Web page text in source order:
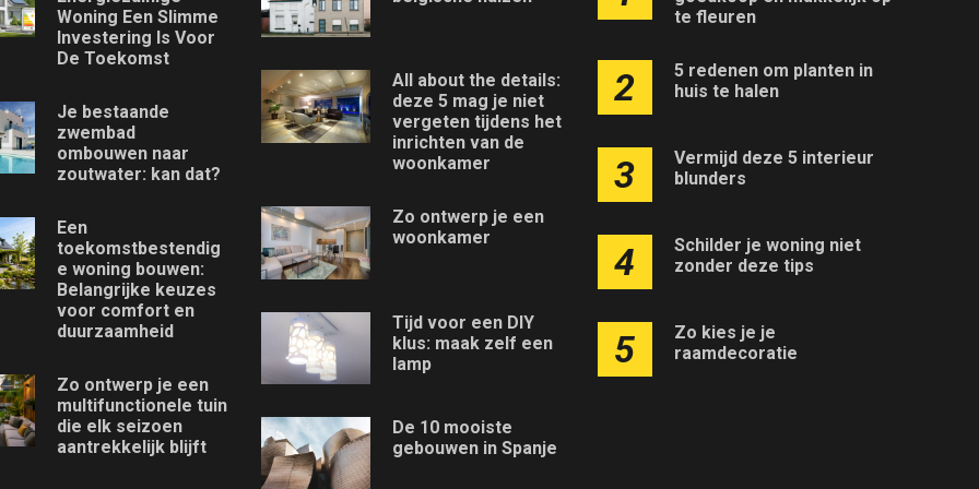
Woning Een Slimme
Investering Is Voor
De Toekomst
Je bestaande
zwembad
ombouwen naar
zoutwater: kan dat?
Een
toekomstbestendig
e woning bouwen:
Belangrijke keuzes
voor comfort en
duurzaamheid
Zo ontwerp je een
multifunctionele tuin
die elk seizoen
aantrekkelijk blijft
All about the details:
deze 5 mag je niet
vergeten tijdens het
inrichten van de
woonkamer
Zo ontwerp je een
woonkamer
Tijd voor een DIY
klus: maak zelf een
lamp
De 10 mooiste
gebouwen in Spanje
te fleuren
2
5 redenen om planten in
huis te halen
3
Vermijd deze 5 interieur
blunders
4
Schilder je woning niet
zonder deze tips
5
Zo kies je je
raamdecoratie